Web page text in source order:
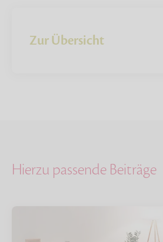
Zur Übersicht
Hierzu passende Beiträge